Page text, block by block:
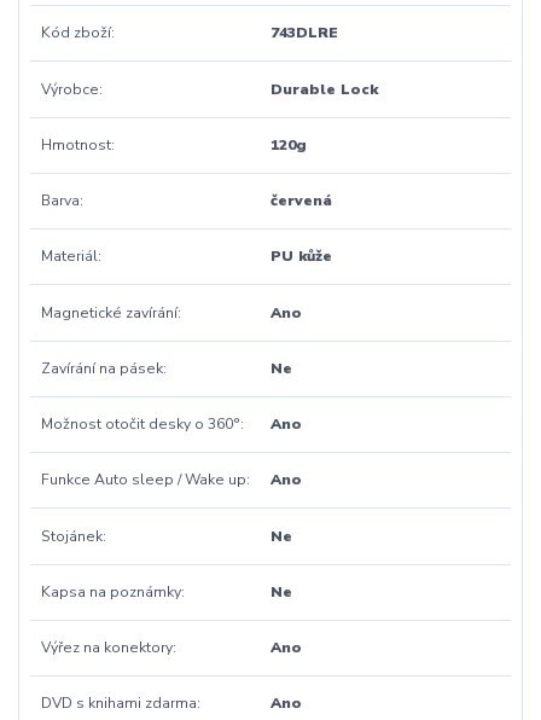
Kód zboží 743DLRE
Výrobce Durable Lock
Hmotnost 120g
Barva červená
Materiál PU kůže
Magnetické zavírání Ano
Zavírání na pásek Ne
Možnost otočit desky o 360° Ano
Funkce Auto sleep / Wake up Ano
Stojánek Ne
Kapsa na poznámky Ne
Výřez na konektory Ano
DVD s knihami zdarma Ano